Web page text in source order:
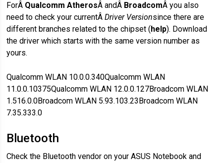
ForÂ Qualcomm AtherosÂ andÂ BroadcomÂ you also
need to check your currentÂDriver Versionsince there are
different branches related to the chipset (help). Download
the driver which starts with the same version number as
yours.
Qualcomm WLAN 10.0.0.340Qualcomm WLAN
11.0.0.10375Qualcomm WLAN 12.0.0.127Broadcom WLAN
1.516.0.0Broadcom WLAN 5.93.103.23Broadcom WLAN
7.35.333.0
Bluetooth
Check the Bluetooth vendor on your ASUS Notebook and